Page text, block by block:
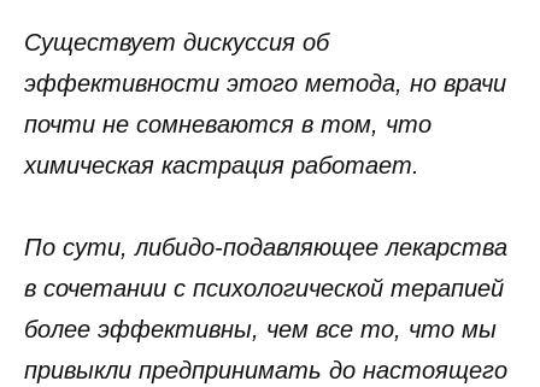
Существует дискуссия об
эффективности этого метода, но врачи
почти не сомневаются в том, что
химическая кастрация работает.
По сути, либидо-подавляющее лекарства
в сочетании с психологической терапией
более эффективны, чем все то, что мы
привыкли предпринимать до настоящего